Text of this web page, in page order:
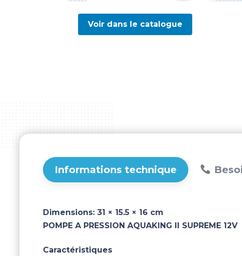
Voir dans le catalogue
Informations technique
Dimensions: 31 × 15.5 × 16 cm
POMPE A PRESSION AQUAKING II SUPREME 12V
Caractéristiques